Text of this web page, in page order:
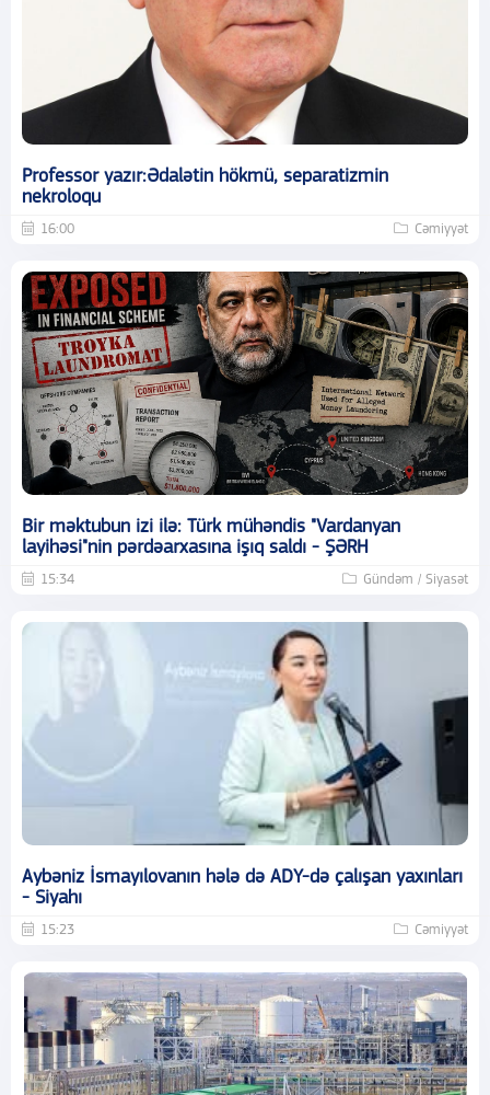
Professor yazır:Ədalətin hökmü, separatizmin
nekroloqu
16:00 Cəmiyyət
Bir məktubun izi ilə: Türk mühəndis "Vardanyan
layihəsi"nin pərdəarxasına işıq saldı - ŞƏRH
15:34 Gündəm / Siyasət
Aybəniz İsmayılovanın hələ də ADY-də çalışan yaxınları
- Siyahı
15:23 Cəmiyyət